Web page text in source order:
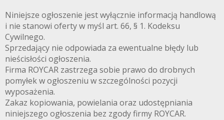
Niniejsze ogłoszenie jest wyłącznie informacją handlową
i nie stanowi oferty w myśl art. 66, § 1. Kodeksu
Cywilnego.
Sprzedający nie odpowiada za ewentualne błędy lub
nieścisłości ogłoszenia.
Firma ROYCAR zastrzega sobie prawo do drobnych
pomyłek w ogłoszeniu w szczególności pozycji
wyposażenia.
Zakaz kopiowania, powielania oraz udostępniania
niniejszego ogłoszenia bez zgody firmy ROYCAR.